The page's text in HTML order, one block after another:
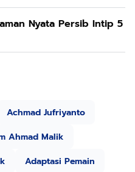
Nyata Persib Intip 5
Achmad Jufriyanto
Ahmad Malik
Adaptasi Pemain